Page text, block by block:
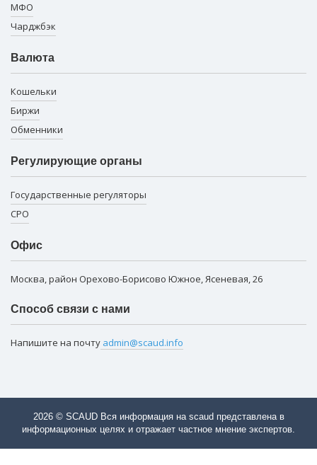
МФО
Чарджбэк
Валюта
Кошельки
Биржи
Обменники
Регулирующие органы
Государственные регуляторы
СРО
Офис
Москва, район Орехово-Борисово Южное, Ясеневая, 26
Способ связи с нами
Напишите на почту admin@scaud.info
2026 © SCAUD Вся информация на scaud представлена в
информационных целях и отражает частное мнение экспертов.